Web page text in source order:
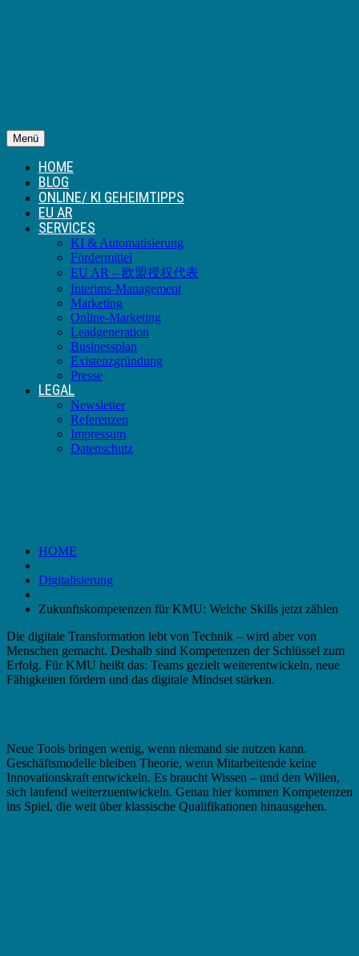
Menü
HOME
BLOG
ONLINE/ KI GEHEIMTIPPS
EU AR
SERVICES
KI & Automatisierung
Fördermittel
EU AR – 欧盟授权代表
Interims-Management
Marketing
Online-Marketing
Leadgeneration
Businessplan
Existenzgründung
Presse
LEGAL
Newsletter
Referenzen
Impressum
Datenschutz
HOME
Digitalisierung
Zukunftskompetenzen für KMU: Welche Skills jetzt zählen
Die digitale Transformation lebt von Technik – wird aber von
Menschen gemacht. Deshalb sind Kompetenzen der Schlüssel zum
Erfolg. Für KMU heißt das: Teams gezielt weiterentwickeln, neue
Fähigkeiten fördern und das digitale Mindset stärken.
Neue Tools bringen wenig, wenn niemand sie nutzen kann.
Geschäftsmodelle bleiben Theorie, wenn Mitarbeitende keine
Innovationskraft entwickeln. Es braucht Wissen – und den Willen,
sich laufend weiterzuentwickeln. Genau hier kommen Kompetenzen
ins Spiel, die weit über klassische Qualifikationen hinausgehen.